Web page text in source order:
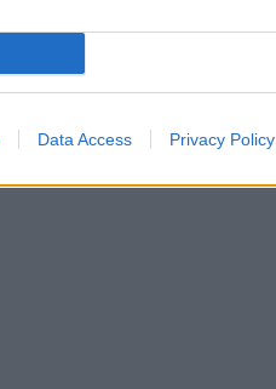
Data Access Privacy Policy